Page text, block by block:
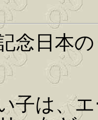
念日本
子は、